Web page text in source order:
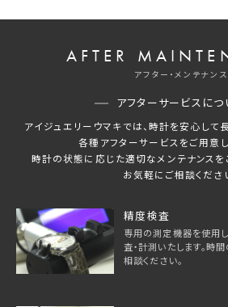
AFTER
アフター・メンテナンス
アフターサービスにつ
アイジュエリーウマキでは、時計を安心して
各種アフターサービスをご用意し
時計の状態に応じた適切なメンテナンスを
お気軽にご相談くださ
精度検査
専用の測定機器を使用
査・計測いたします。時
相談ください。